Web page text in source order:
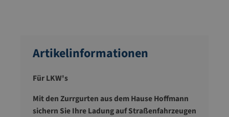
Artikelinformationen
Für LKW's
Mit den Zurrgurten aus dem Hause Hoffmann
sichern Sie Ihre Ladung auf Straßenfahrzeugen